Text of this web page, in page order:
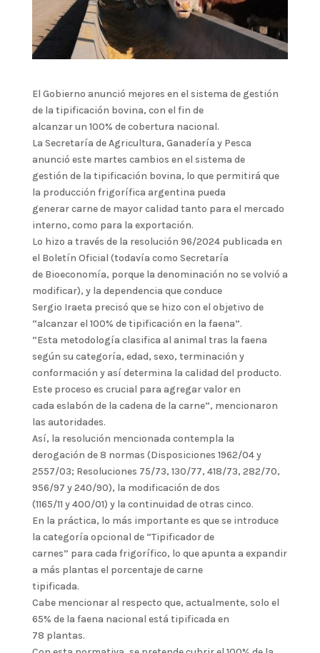
El Gobierno anunció mejores en el sistema de gestión
de la tipificación bovina, con el fin de
alcanzar un 100% de cobertura nacional.
La Secretaría de Agricultura, Ganadería y Pesca
anunció este martes cambios en el sistema de
gestión de la tipificación bovina, lo que permitirá que
la producción frigorífica argentina pueda
generar carne de mayor calidad tanto para el mercado
interno, como para la exportación.
Lo hizo a través de la resolución 96/2024 publicada en
el Boletín Oficial (todavía como Secretaría
de Bioeconomía, porque la denominación no se volvió a
modificar), y la dependencia que conduce
Sergio Iraeta precisó que se hizo con el objetivo de
“alcanzar el 100% de tipificación en la faena”.
“Esta metodología clasifica al animal tras la faena
según su categoría, edad, sexo, terminación y
conformación y así determina la calidad del producto.
Este proceso es crucial para agregar valor en
cada eslabón de la cadena de la carne”, mencionaron
las autoridades.
Así, la resolución mencionada contempla la
derogación de 8 normas (Disposiciones 1962/04 y
2557/03; Resoluciones 75/73, 130/77, 418/73, 282/70,
956/97 y 240/90), la modificación de dos
(1165/11 y 400/01) y la continuidad de otras cinco.
En la práctica, lo más importante es que se introduce
la categoría opcional de “Tipificador de
carnes” para cada frigorífico, lo que apunta a expandir
a más plantas el porcentaje de carne
tipificada.
Cabe mencionar al respecto que, actualmente, solo el
65% de la faena nacional está tipificada en
78 plantas.